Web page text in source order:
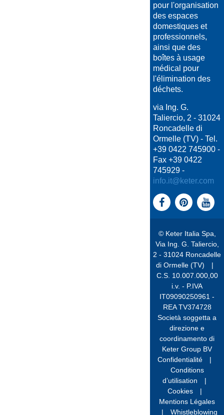
pour l'organisation
des espaces
domestiques et
professionnels,
ainsi que des
boîtes à usage
médical pour
l'élimination des
déchets.
via Ing. G.
Taliercio, 2 - 31024
Roncadelle di
Ormelle (TV) - Tel.
+39 0422 745900 -
Fax +39 0422
745929 -
info.it@keter.com
© Keter Italia Spa,
Via Ing. G. Taliercio,
2 - 31024 Roncadelle
di Ormelle (TV)
|
C.S. 10.007.000,00
i.v. - P.IVA
IT09090250961 -
REA TV374728
Società soggetta a
direzione e
coordinamento di
Keter Group BV
Confidentialité
|
Conditions
d’utilisation
|
Cookies
|
Mentions Légales
|
Whistleblowing